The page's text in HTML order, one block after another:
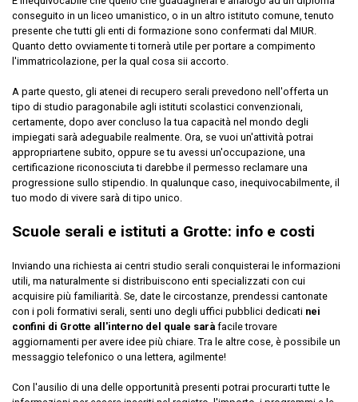
conseguito in un liceo umanistico, o in un altro istituto comune, tenuto
presente che tutti gli enti di formazione sono confermati dal MIUR.
Quanto detto ovviamente ti tornerà utile per portare a compimento
l'immatricolazione, per la qual cosa sii accorto.
A parte questo, gli atenei di recupero serali prevedono nell'offerta un
tipo di studio paragonabile agli istituti scolastici convenzionali,
certamente, dopo aver concluso la tua capacità nel mondo degli
impiegati sarà adeguabile realmente. Ora, se vuoi un'attività potrai
appropriartene subito, oppure se tu avessi un'occupazione, una
certificazione riconosciuta ti darebbe il permesso reclamare una
progressione sullo stipendio. In qualunque caso, inequivocabilmente, il
tuo modo di vivere sarà di tipo unico.
Scuole serali e istituti a Grotte: info e costi
Inviando una richiesta ai centri studio serali conquisterai le informazioni
utili, ma naturalmente si distribuiscono enti specializzati con cui
acquisire più familiarità. Se, date le circostanze, prendessi cantonate
con i poli formativi serali, senti uno degli uffici pubblici dedicati nei
confini di Grotte all'interno del quale sarà facile trovare
aggiornamenti per avere idee più chiare. Tra le altre cose, è possibile un
messaggio telefonico o una lettera, agilmente!
Con l'ausilio di una delle opportunità presenti potrai procurarti tutte le